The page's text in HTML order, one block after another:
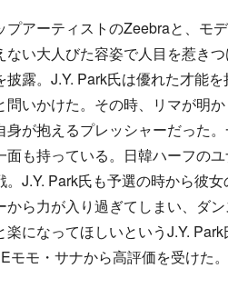
アーティストのZeebraと、モ
ない大人びた容姿で人目を惹き
披露。J.Y. Park氏は優れた才能
問いかけた。その時、リマが明
身が抱えるプレッシャーだった
面も持っている。日韓ハーフの
。J.Y. Park氏も予選の時から彼
から力が入り過ぎてしまい、ダ
楽になってほしいというJ.Y.
モモ・サナから高評価を受けた。